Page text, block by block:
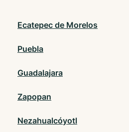
Ecatepec de Morelos
Puebla
Guadalajara
Zapopan
Nezahualcóyotl